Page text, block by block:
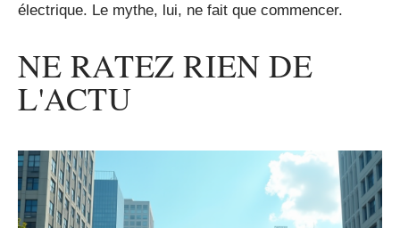
électrique. Le mythe, lui, ne fait que commencer.
NE RATEZ RIEN DE
L'ACTU